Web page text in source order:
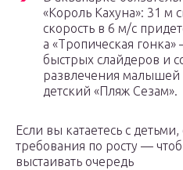
«Король Кахуна»: 31 м
скорость в 6 м/с
а «Тропическая
быстрых слайдеров и
развлечения малышей
детский «Пляж Сезам».
Если вы катаетесь с
требования по росту —
выстаивать очередь